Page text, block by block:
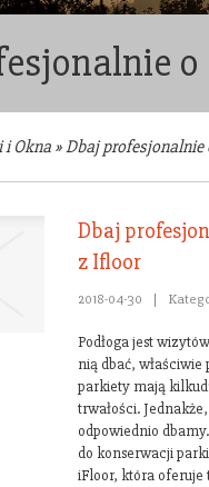
o
i Okna »Dbaj profesjonalnie
Dbaj
z Ifloor
2018-04-30 |
Podłoga jest
nią dbać,
parkiety mają
trwałości.
odpowiednio
do konserwacji
iFloor, która